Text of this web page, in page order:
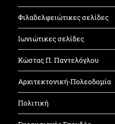
Φιλαδελφειώτικες σελίδες
Ιωνιώτικες σελίδες
Κώστας Π. Παντελόγλου
Αρχιτεκτονική-Πολεοδομία
Πολιτική